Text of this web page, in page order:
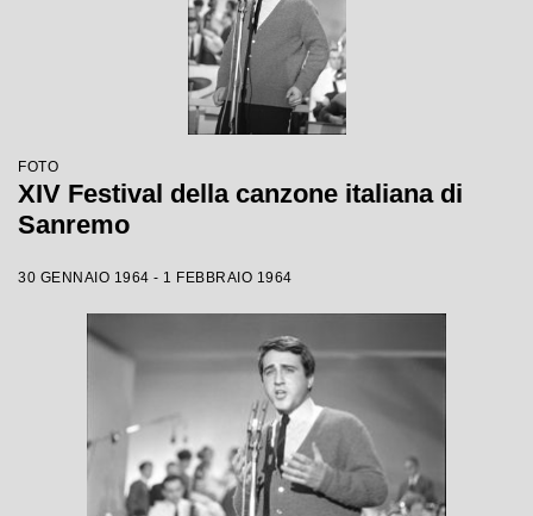
FOTO
XIV Festival della canzone italiana di
Sanremo
30 GENNAIO 1964 - 1 FEBBRAIO 1964